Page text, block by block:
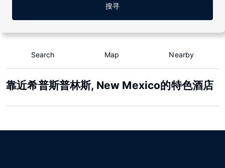
搜寻
Search Map Nearby
靠近希普斯普林斯, New Mexico的特色酒店